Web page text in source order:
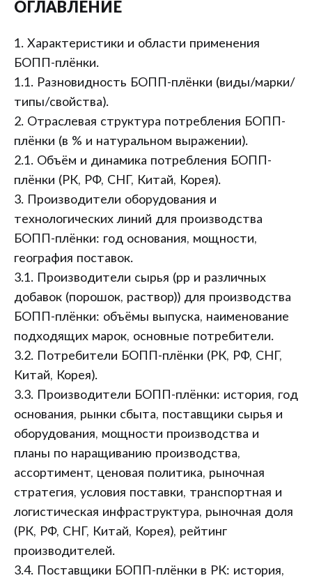
ОГЛАВЛЕНИЕ
1. Характеристики и области применения
БОПП-плёнки.
1.1. Разновидность БОПП-плёнки (виды/марки/
типы/свойства).
2. Отраслевая структура потребления БОПП-
плёнки (в % и натуральном выражении).
2.1. Объём и динамика потребления БОПП-
плёнки (РК, РФ, СНГ, Китай, Корея).
3. Производители оборудования и
технологических линий для производства
БОПП-плёнки: год основания, мощности,
география поставок.
3.1. Производители сырья (рр и различных
добавок (порошок, раствор)) для производства
БОПП-плёнки: объёмы выпуска, наименование
подходящих марок, основные потребители.
3.2. Потребители БОПП-плёнки (РК, РФ, СНГ,
Китай, Корея).
3.3. Производители БОПП-плёнки: история, год
основания, рынки сбыта, поставщики сырья и
оборудования, мощности производства и
планы по наращиванию производства,
ассортимент, ценовая политика, рыночная
стратегия, условия поставки, транспортная и
логистическая инфраструктура, рыночная доля
(РК, РФ, СНГ, Китай, Корея), рейтинг
производителей.
3.4. Поставщики БОПП-плёнки в РК: история,